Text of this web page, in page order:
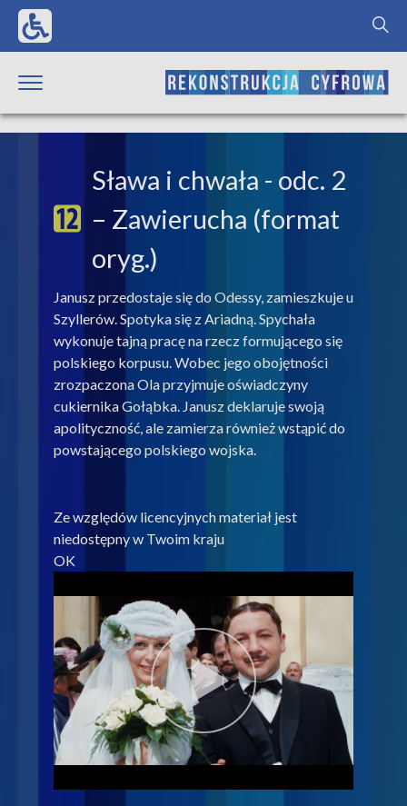
Sława i chwała - odc. 2
– Zawierucha (format
oryg.)
Janusz przedostaje się do Odessy, zamieszkuje u
Szyllerów. Spotyka się z Ariadną. Spychała
wykonuje tajną pracę na rzecz formującego się
polskiego korpusu. Wobec jego obojętności
zrozpaczona Ola przyjmuje oświadczyny
cukiernika Gołąbka. Janusz deklaruje swoją
apolityczność, ale zamierza również wstąpić do
powstającego polskiego wojska.
Ze względów licencyjnych materiał jest
niedostępny w Twoim kraju
OK